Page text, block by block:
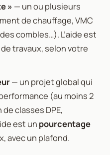
» — un ou plusieurs
de chauffage, VMC
combles…). L’aide est
travaux, selon votre
— un projet global qui
(au moins 2
classes DPE,
est un pourcentage
avec un plafond.